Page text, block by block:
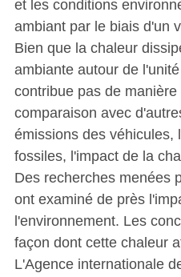
et les conditions
ambiant par le biais d'un
Bien que la chaleur
ambiante autour de
contribue pas de
comparaison avec
émissions des véhicules,
fossiles, l'impact de la
Des recherches menées
ont examiné de près
l'environnement. Les
façon dont cette chaleur
L'Agence internationale